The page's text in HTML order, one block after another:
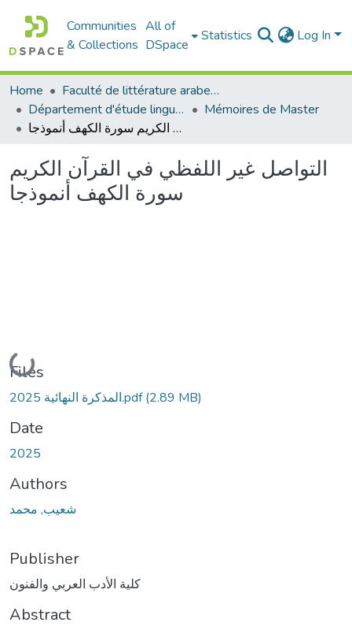
Communities
& Collections
All of
DSpace
Statistics Log In
Home
Faculté de littérature arabe et des arts
Département d'étude linguistique
Mémoires de Master
التواصل غير اللفظي في القرآن الكريم سورة الكهف أنموذجا
التواصل غير اللفظي في القرآن الكريم
سورة الكهف أنموذجا
Loading...
Files
المذكرة النهائية 2025.pdf(2.89 MB)
Date
2025
Authors
شعيب, محمد
Publisher
كلية الأدب العربي والفنون
Abstract